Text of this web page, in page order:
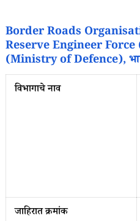
Border Roads
Reserve Engineer Force
(Ministry of Defence),
विभागाचे नाव
जाहिरात क्रमांक